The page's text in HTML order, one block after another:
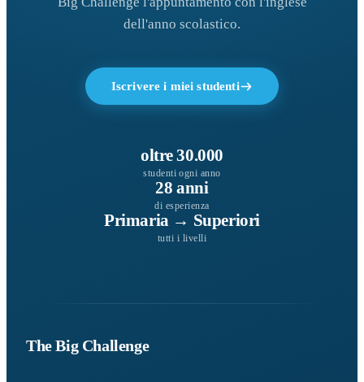
dell'anno scolastico.
Iscrivere i miei studenti
oltre 30.000
studenti ogni anno
28 anni
di esperienza
Primaria → Superiori
tutti i livelli
The Big Challenge